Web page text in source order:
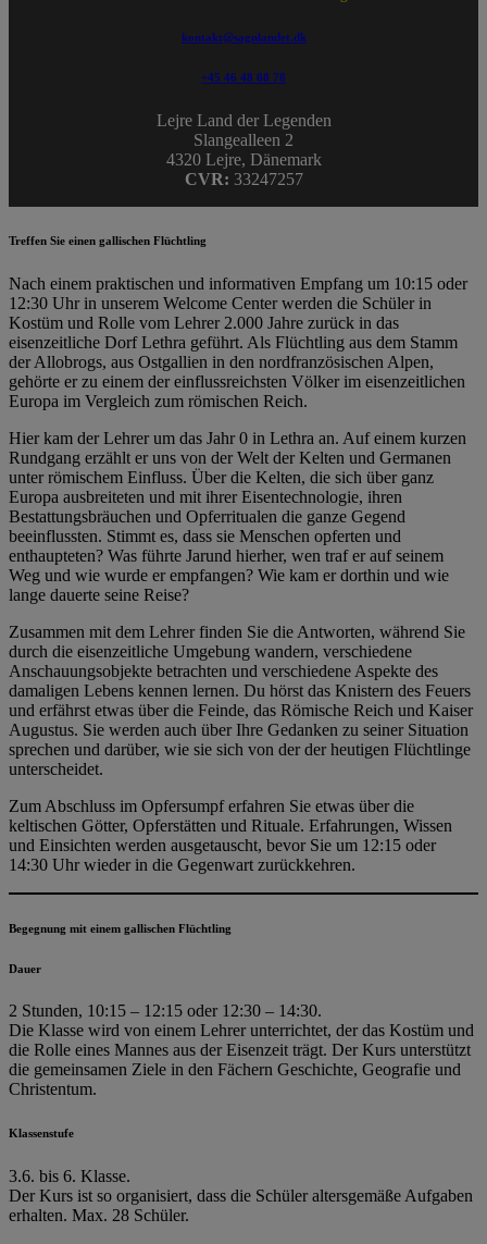
kontakt@sagnlandet.dk
+45 46 48 08 78
Lejre Land der Legenden
Slangealleen 2
4320 Lejre, Dänemark
CVR: 33247257
Treffen Sie einen gallischen Flüchtling
Nach einem praktischen und informativen Empfang um 10:15 oder
12:30 Uhr in unserem Welcome Center werden die Schüler in
Kostüm und Rolle vom Lehrer 2.000 Jahre zurück in das
eisenzeitliche Dorf Lethra geführt. Als Flüchtling aus dem Stamm
der Allobrogs, aus Ostgallien in den nordfranzösischen Alpen,
gehörte er zu einem der einflussreichsten Völker im eisenzeitlichen
Europa im Vergleich zum römischen Reich.
Hier kam der Lehrer um das Jahr 0 in Lethra an. Auf einem kurzen
Rundgang erzählt er uns von der Welt der Kelten und Germanen
unter römischem Einfluss. Über die Kelten, die sich über ganz
Europa ausbreiteten und mit ihrer Eisentechnologie, ihren
Bestattungsbräuchen und Opferritualen die ganze Gegend
beeinflussten. Stimmt es, dass sie Menschen opferten und
enthaupteten? Was führte Jarund hierher, wen traf er auf seinem
Weg und wie wurde er empfangen? Wie kam er dorthin und wie
lange dauerte seine Reise?
Zusammen mit dem Lehrer finden Sie die Antworten, während Sie
durch die eisenzeitliche Umgebung wandern, verschiedene
Anschauungsobjekte betrachten und verschiedene Aspekte des
damaligen Lebens kennen lernen. Du hörst das Knistern des Feuers
und erfährst etwas über die Feinde, das Römische Reich und Kaiser
Augustus. Sie werden auch über Ihre Gedanken zu seiner Situation
sprechen und darüber, wie sie sich von der der heutigen Flüchtlinge
unterscheidet.
Zum Abschluss im Opfersumpf erfahren Sie etwas über die
keltischen Götter, Opferstätten und Rituale. Erfahrungen, Wissen
und Einsichten werden ausgetauscht, bevor Sie um 12:15 oder
14:30 Uhr wieder in die Gegenwart zurückkehren.
Begegnung mit einem gallischen Flüchtling
Dauer
2 Stunden, 10:15 – 12:15 oder 12:30 – 14:30.
Die Klasse wird von einem Lehrer unterrichtet, der das Kostüm und
die Rolle eines Mannes aus der Eisenzeit trägt. Der Kurs unterstützt
die gemeinsamen Ziele in den Fächern Geschichte, Geografie und
Christentum.
Klassenstufe
3.6. bis 6. Klasse.
Der Kurs ist so organisiert, dass die Schüler altersgemäße Aufgaben
erhalten. Max. 28 Schüler.